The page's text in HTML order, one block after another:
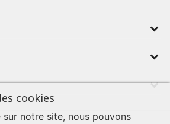
cookies
notre site, nous pouvons